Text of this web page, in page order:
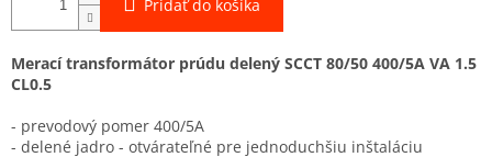
Pridať do košíka
Merací transformátor prúdu delený SCCT 80/50 400/5A VA 1.5
CL0.5
- prevodový pomer 400/5A
- delené jadro - otvárateľné pre jednoduchšiu inštaláciu